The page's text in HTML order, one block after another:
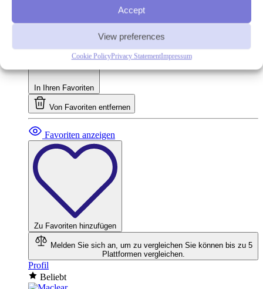
Accept
View preferences
Cookie PolicyPrivacy StatementImpressum
14.83%
In Ihren Favoriten
Von Favoriten entfernen
Favoriten anzeigen
Zu Favoriten hinzufügen
Melden Sie sich an, um zu vergleichen Sie können bis zu 5
Plattformen vergleichen.
Profil
Beliebt